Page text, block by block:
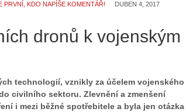
PRVNÍ, KDO NAPÍŠE KOMENTÁŘ! DUBEN 4, 2017
dronů k vojenským
technologií, vznikly za účelem vojenského
civilního sektoru. Zlevnění a zmenšení
i mezi běžné spotřebitele a byla jen otázka